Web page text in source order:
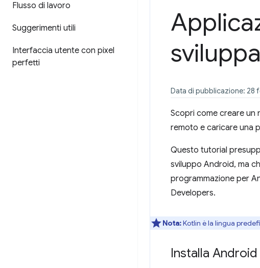
Flusso di lavoro
Suggerimenti utili
Interfaccia utente con pixel
perfetti
Data di pubblicazione: 28
Scopri come creare un
remoto e caricare una
Questo tutorial
sviluppo Android, ma
programmazione per
Developers.
Nota:Kotlin è la lingua
Installa